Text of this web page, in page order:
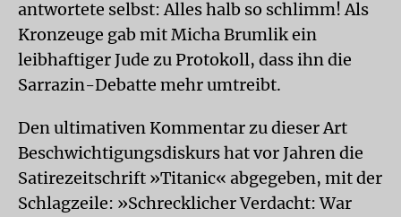
antwortete selbst: Alles halb so schlimm! Als
Kronzeuge gab mit Micha Brumlik ein
leibhaftiger Jude zu Protokoll, dass ihn die
Sarrazin-Debatte mehr umtreibt.
Den ultimativen Kommentar zu dieser Art
Beschwichtigungsdiskurs hat vor Jahren die
Satirezeitschrift »Titanic« abgegeben, mit der
Schlagzeile: »Schrecklicher Verdacht: War